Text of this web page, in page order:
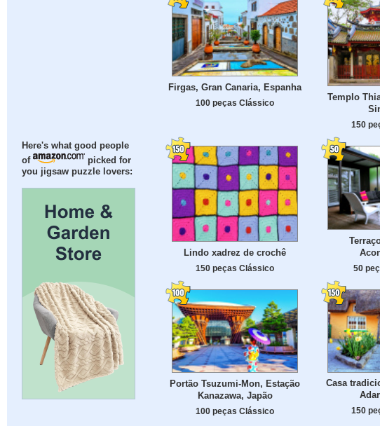
Here's what good people
of
picked for
you jigsaw puzzle lovers:
Firgas, Gran Canaria, Espanha
100 peças Clássico
Templo
150
Lindo xadrez de crochê
150 peças Clássico 50
Portão Tsuzumi-Mon, Estação
Kanazawa, Japão
100 peças Clássico
Casa
150